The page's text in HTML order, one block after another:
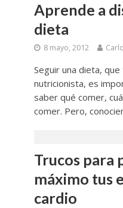
Aprende a
dieta
8 mayo, 2012
Seguir una dieta,
nutricionista, es
saber qué comer,
comer. Pero,
Trucos para
máximo tus
cardio